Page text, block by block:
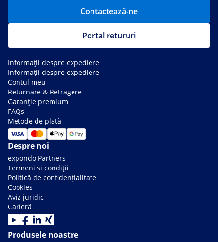
Contactează-ne
Portal retururi
Informații despre expediere
Informații despre expediere
Contul meu
Returnare & Retragere
Garanție premium
FAQs
Metode de plată
Despre noi
expondo Partners
Termeni si condiții
Politică de confidențialitate
Cookies
Aviz juridic
Carieră
Produsele noastre